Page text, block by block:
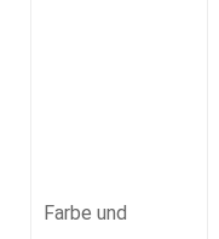
Farbe und